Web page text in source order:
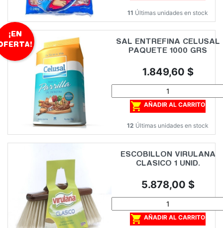
11 Últimas unidades en stock
SAL ENTREFINA CELUSAL
PAQUETE 1000 GRS
Precio
1.849,60 $
 AÑADIR AL CARRITO
12 Últimas unidades en stock
¡EN
ESCOBILLON VIRULANA
CLASICO 1 UNID.
Precio
5.878,00 $
 AÑADIR AL CARRITO